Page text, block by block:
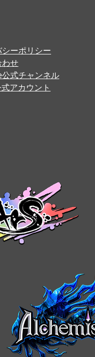
ーポリシー
わせ
公式チャンネル
アカウント